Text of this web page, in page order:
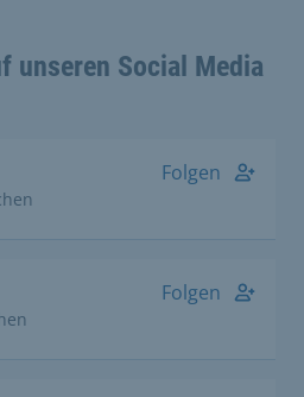
unseren Social Media
Folgen
Folgen